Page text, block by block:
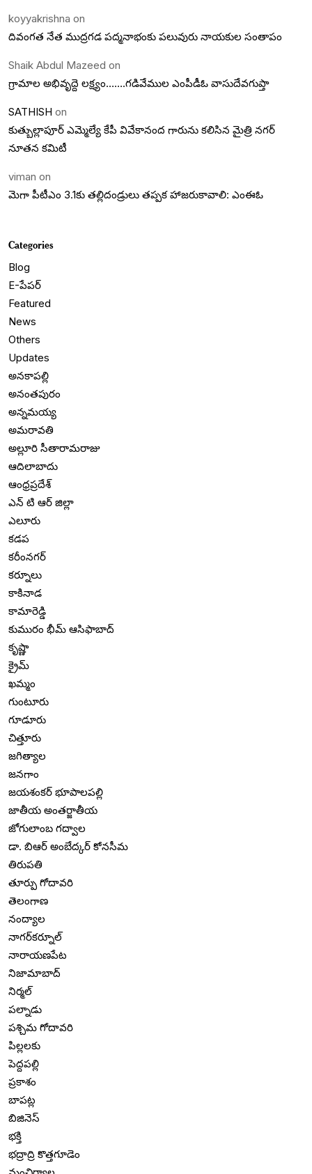
koyyakrishna on
దివంగత నేత ముద్రగడ పద్మనాభంకు పలువురు నాయకుల సంతాపం
Shaik Abdul Mazeed on
గ్రామాల అభివృద్దె లక్ష్యం…….గడివేముల ఎంపీడీఓ వాసుదేవగుప్తా
SATHISH on
కుత్బుల్లాపూర్ ఎమ్మెల్యే కేపీ వివేకానంద గారును కలిసిన మైత్రి నగర్
నూతన కమిటీ
viman on
మెగా పీటీఎం 3.1కు తల్లిదండ్రులు తప్పక హాజరుకావాలి: ఎంఈఓ
Categories
Blog
E-పేపర్
Featured
News
Others
Updates
అనకాపల్లి
అనంతపురం
అన్నమయ్య
అమరావతి
అల్లూరి సీతారామరాజు
ఆదిలాబాదు
ఆంధ్రప్రదేశ్
ఎన్ టి ఆర్ జిల్లా
ఎలూరు
కడప
కరీంనగర్
కర్నూలు
కాకినాడ
కామారెడ్డి
కుమురం భీమ్ ఆసిఫాబాద్
కృష్ణా
క్రైమ్
ఖమ్మం
గుంటూరు
గూడూరు
చిత్తూరు
జగిత్యాల
జనగాం
జయశంకర్ భూపాలపల్లి
జాతీయ అంతర్జాతీయ
జోగులాంబ గద్వాల
డా. బిఆర్ అంబేద్కర్ కోనసీమ
తిరుపతి
తూర్పు గోదావరి
తెలంగాణ
నంద్యాల
నాగర్‌కర్నూల్
నారాయణపేట
నిజామాబాద్
నిర్మల్
పల్నాడు
పశ్చిమ గోదావరి
పిల్లలకు
పెద్దపల్లి
ప్రకాశం
బాపట్ల
బిజినెస్
భక్తి
భద్రాద్రి కొత్తగూడెం